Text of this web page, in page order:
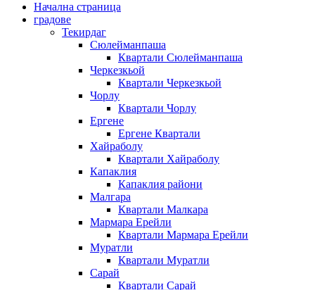
Начална страница
градове
Текирдаг
Сюлейманпаша
Квартали Сюлейманпаша
Черкезкьой
Квартали Черкезкьой
Чорлу
Квартали Чорлу
Ергене
Ергене Квартали
Хайраболу
Квартали Хайраболу
Капаклия
Капаклия райони
Малгара
Квартали Малкара
Мармара Ерейли
Квартали Мармара Ерейли
Муратли
Квартали Муратли
Сарай
Квартали Сарай